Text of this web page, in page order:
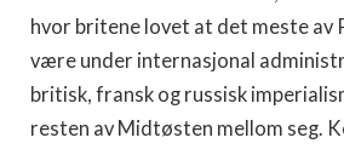
hvor britene lovet at det meste av
være under internasjonal
britisk, fransk og russisk
resten av Midtøsten mellom seg.